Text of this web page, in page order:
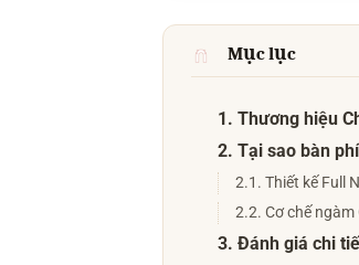
Mục lục
1. Thương hiệu
2. Tại sao bàn
2.1. Thiết kế Full
2.2. Cơ chế
3. Đánh giá chi